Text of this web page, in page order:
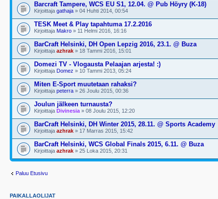
Barcraft Tampere, WCS EU S1, 12.04. @ Pub Höyry (K-18)
Kirjoittaja gathaja » 04 Huhti 2014, 00:54
TESK Meet & Play tapahtuma 17.2.2016
Kirjoittaja Makro » 11 Helmi 2016, 16:16
BarCraft Helsinki, DH Open Lepzig 2016, 23.1. @ Buza
Kirjoittaja azhrak » 18 Tammi 2016, 15:01
Domezi TV - Vlogausta Pelaajan arjesta! :)
Kirjoittaja Domez » 10 Tammi 2013, 05:24
Miten E-Sport muutetaan rahaksi?
Kirjoittaja peterra » 26 Joulu 2015, 00:36
Joulun jälkeen turnausta?
Kirjoittaja Divinesia » 08 Joulu 2015, 12:20
BarCraft Helsinki, DH Winter 2015, 28.11. @ Sports Academy
Kirjoittaja azhrak » 17 Marras 2015, 15:42
BarCraft Helsinki, WCS Global Finals 2015, 6.11. @ Buza
Kirjoittaja azhrak » 25 Loka 2015, 20:31
Paluu Etusivu
PAIKALLAOLIJAT